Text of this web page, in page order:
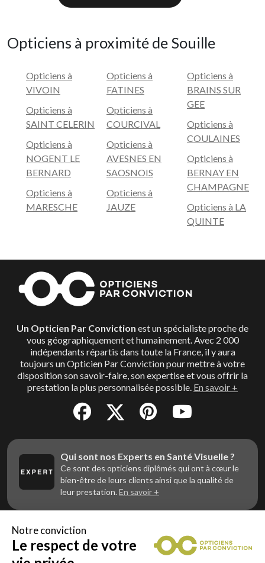
Opticiens à proximité de Souille
Opticiens à
VIVOIN
Opticiens à
SAINT CELERIN
Opticiens à
NOGENT LE
BERNARD
Opticiens à
MARESCHE
Opticiens à
FATINES
Opticiens à
COURCIVAL
Opticiens à
AVESNES EN
SAOSNOIS
Opticiens à
JAUZE
Opticiens à
BRAINS SUR
GEE
Opticiens à
COULAINES
Opticiens à
BERNAY EN
CHAMPAGNE
Opticiens à LA
QUINTE
Un Opticien Par Conviction est un spécialiste proche de
vous géographiquement et humainement. Avec 2 000
indépendants répartis dans toute la France, il y aura
toujours un Opticien Par Conviction pour mettre à votre
disposition son savoir-faire, son expertise et vous offrir la
prestation la plus personnalisée possible. En savoir +
Qui sont nos Experts en Santé Visuelle ?
Ce sont des opticiens diplômés qui ont à cœur le
bien-être de leurs clients ainsi que la qualité de
leur prestation. En savoir +
Vous êtes un professionnel de la vue et
vous souhaitez nous rejoindre ?
Notre conviction
Le respect de votre